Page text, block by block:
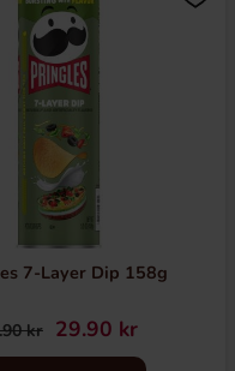
7-Layer Dip 158g
kr 29.90 kr